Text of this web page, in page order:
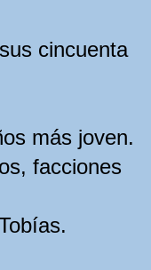
cincuenta
más joven.
facciones